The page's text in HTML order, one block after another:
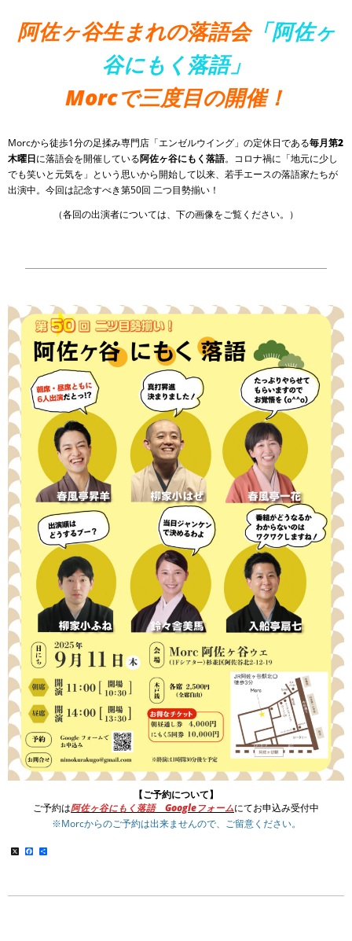
阿佐ヶ谷生まれの落語会「阿佐ヶ
谷にもく落語」
Morcで三度目の開催！
Morcから徒歩1分の足揉み専門店「エンゼルウイング」の定休日である毎月第2
木曜日に落語会を開催している阿佐ヶ谷にもく落語。コロナ禍に「地元に少し
でも笑いと元気を」という思いから開始して以来、若手エースの落語家たちが
出演中。今回は記念すべき第50回 二つ目勢揃い！
（各回の出演者については、下の画像をご覧ください。）
【ご予約について】
ご予約は阿佐ヶ谷にもく落語 Googleフォームにてお申込み受付中
※Morcからのご予約は出来ませんので、ご留意ください。
X Facebook